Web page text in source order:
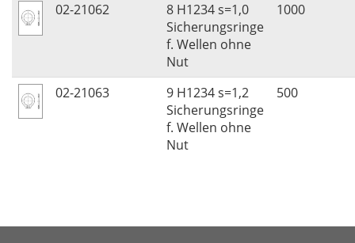
02-21062
8 H1234 s=1,0
Sicherungsringe
f. Wellen ohne
Nut
1000
02-21063
9 H1234 s=1,2
Sicherungsringe
f. Wellen ohne
Nut
500